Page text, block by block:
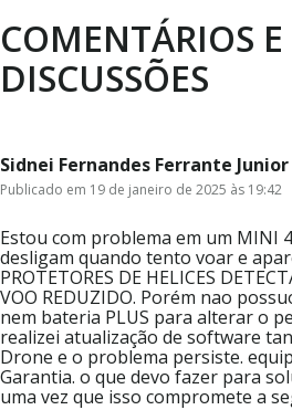
COMENTÁRIOS E
DISCUSSÕES
Sidnei Fernandes Ferrante Junior
Publicado em 19 de janeiro de 2025 às 19:42
Estou com problema em um MINI
desligam quando tento voar e
PROTETORES DE HELICES
VOO REDUZIDO. Porém nao
nem bateria PLUS para alterar o
realizei atualização de software
Drone e o problema persiste.
Garantia. o que devo fazer para
uma vez que isso compromete a